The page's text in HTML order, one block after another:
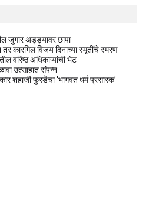
जुगार अड्ड्यावर छापा
कारगिल विजय दिनाच्या स्मृतींचे स्मरण
वरिष्ठ अधिकाऱ्यांची भेट
उत्साहात संपन्न
शहाजी फुरडेंचा 'भागवत धर्म प्रसारक'